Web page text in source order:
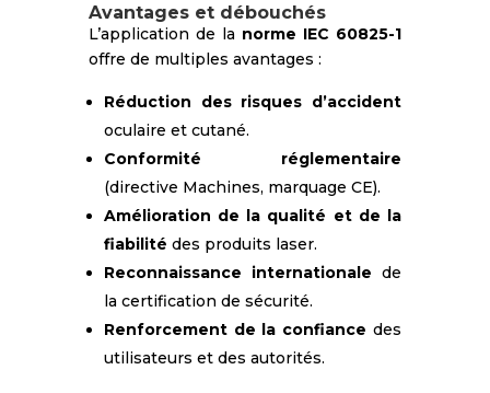
Avantages et débouchés
L’application de la norme IEC 60825-1
offre de multiples avantages :
Réduction des risques d’accident
oculaire et cutané.
Conformité réglementaire
(directive Machines, marquage CE).
Amélioration de la qualité et de la
fiabilité des produits laser.
Reconnaissance internationale de
la certification de sécurité.
Renforcement de la confiance des
utilisateurs et des autorités.